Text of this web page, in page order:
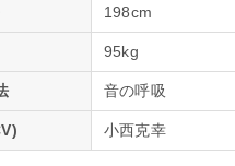
198cm
95kg
音の呼吸
小西克幸